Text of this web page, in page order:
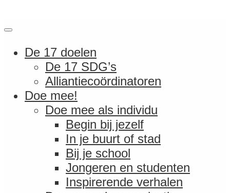
De 17 doelen
De 17 SDG’s
Alliantiecoördinatoren
Doe mee!
Doe mee als individu
Begin bij jezelf
In je buurt of stad
Bij je school
Jongeren en studenten
Inspirerende verhalen